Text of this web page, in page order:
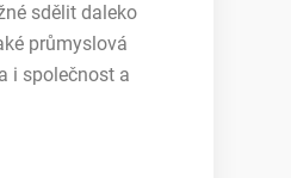
sdělit daleko
průmyslová
i společnost a